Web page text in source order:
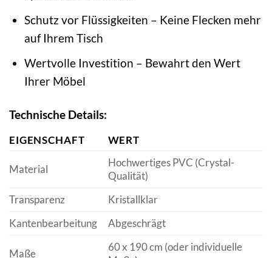
Schutz vor Flüssigkeiten – Keine Flecken mehr
auf Ihrem Tisch
Wertvolle Investition – Bewahrt den Wert
Ihrer Möbel
Technische Details:
EIGENSCHAFT WERT
Material
Hochwertiges PVC (Crystal-
Qualität)
Transparenz
Kristallklar
Kantenbearbeitung
Abgeschrägt
Maße
60 x 190 cm (oder individuelle